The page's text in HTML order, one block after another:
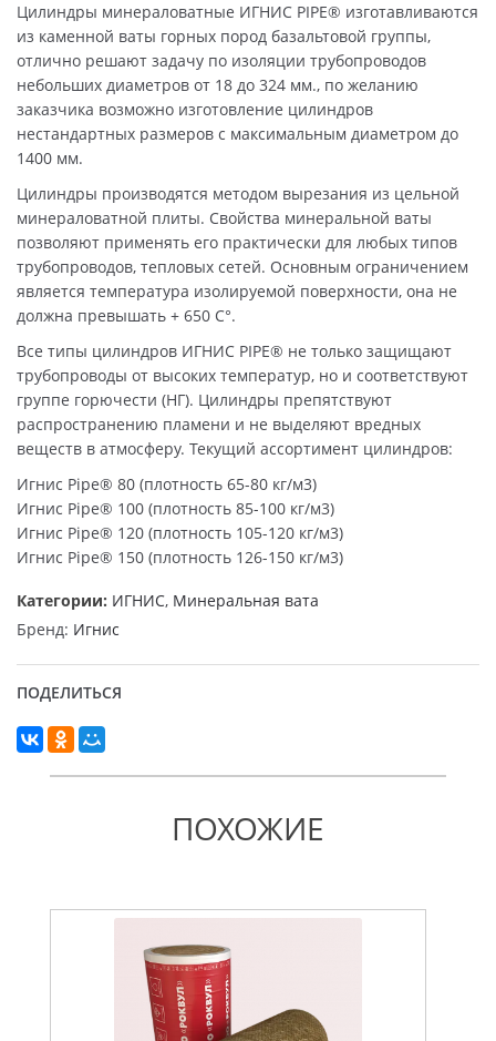
Цилиндры минераловатные ИГНИС PIPE® изготавливаются
из каменной ваты горных пород базальтовой группы,
отлично решают задачу по изоляции трубопроводов
небольших диаметров от 18 до 324 мм., по желанию
заказчика возможно изготовление цилиндров
нестандартных размеров с максимальным диаметром до
1400 мм.
Цилиндры производятся методом вырезания из цельной
минераловатной плиты. Свойства минеральной ваты
позволяют применять его практически для любых типов
трубопроводов, тепловых сетей. Основным ограничением
является температура изолируемой поверхности, она не
должна превышать + 650 C°.
Все типы цилиндров ИГНИС PIPE® не только защищают
трубопроводы от высоких температур, но и соответствуют
группе горючести (НГ). Цилиндры препятствуют
распространению пламени и не выделяют вредных
веществ в атмосферу. Текущий ассортимент цилиндров:
Игнис Pipe® 80 (плотность 65-80 кг/м3)
Игнис Pipe® 100 (плотность 85-100 кг/м3)
Игнис Pipe® 120 (плотность 105-120 кг/м3)
Игнис Pipe® 150 (плотность 126-150 кг/м3)
Категории: ИГНИС, Минеральная вата
Бренд: Игнис
ПОДЕЛИТЬСЯ
ПОХОЖИЕ